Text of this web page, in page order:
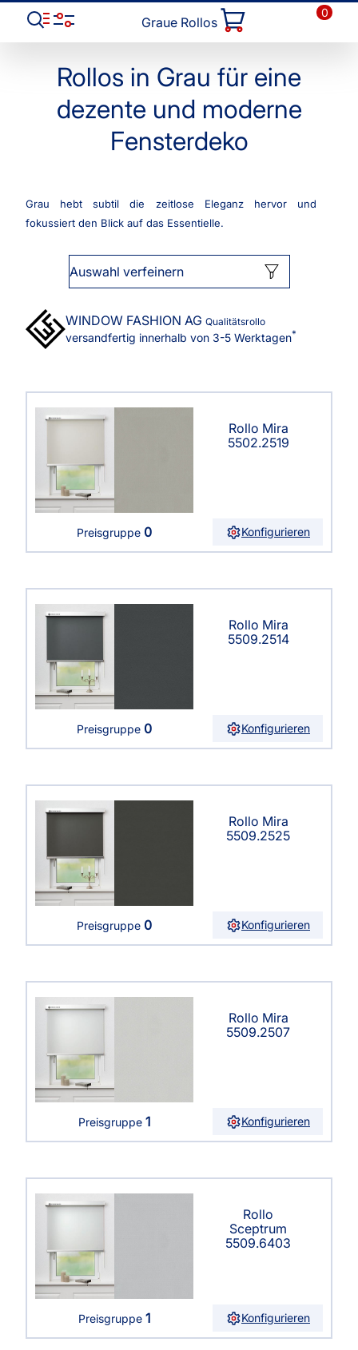
Graue Rollos
0
Rollos in Grau für eine
dezente und moderne
Fensterdeko
Grau hebt subtil die zeitlose Eleganz hervor und
fokussiert den Blick auf das Essentielle.
Auswahl verfeinern
WINDOW FASHION AG Qualitätsrollo
versandfertig innerhalb von 3-5 Werktagen*
Rollo Mira
5502.2519
Preisgruppe 0 Konfigurieren
Rollo Mira
5509.2514
Preisgruppe 0 Konfigurieren
Rollo Mira
5509.2525
Preisgruppe 0 Konfigurieren
Rollo Mira
5509.2507
Preisgruppe 1 Konfigurieren
Rollo
Sceptrum
5509.6403
Preisgruppe 1 Konfigurieren